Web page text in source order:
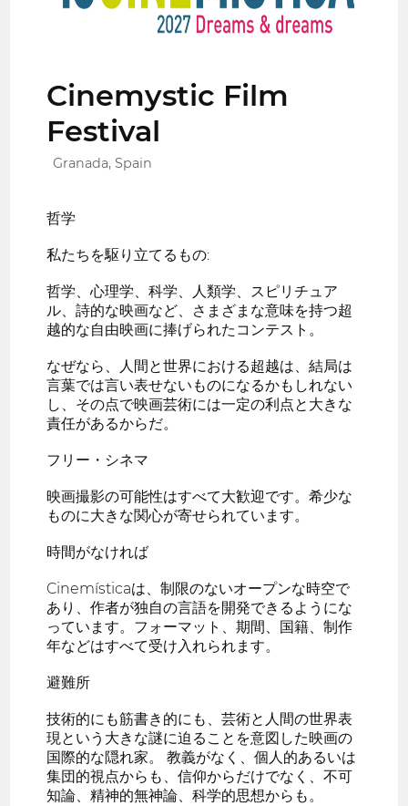
Cinemystic Film
Festival
Granada, Spain
哲学
私たちを駆り立てるもの:
哲学、心理学、科学、人類学、スピリチュア
ル、詩的な映画など、さまざまな意味を持つ超
越的な自由映画に捧げられたコンテスト。
なぜなら、人間と世界における超越は、結局は
言葉では言い表せないものになるかもしれない
し、その点で映画芸術には一定の利点と大きな
責任があるからだ。
フリー・シネマ
映画撮影の可能性はすべて大歓迎です。希少な
ものに大きな関心が寄せられています。
時間がなければ
Cinemísticaは、制限のないオープンな時空で
あり、作者が独自の言語を開発できるようにな
っています。フォーマット、期間、国籍、制作
年などはすべて受け入れられます。
避難所
技術的にも筋書き的にも、芸術と人間の世界表
現という大きな謎に迫ることを意図した映画の
国際的な隠れ家。 教義がなく、個人的あるいは
集団的視点からも、信仰からだけでなく、不可
知論、精神的無神論、科学的思想からも。